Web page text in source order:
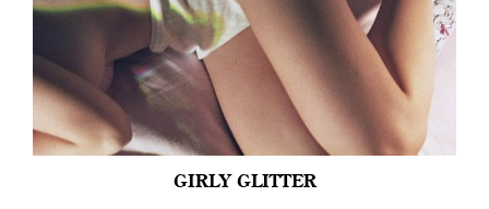
GIRLY GLITTER